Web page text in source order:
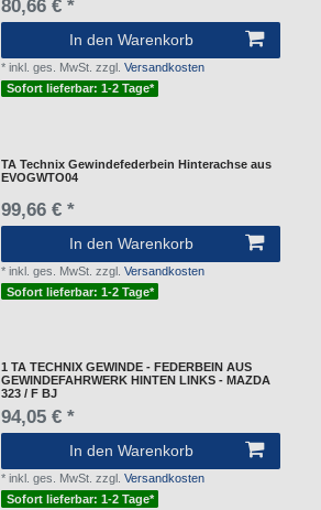
80,66 € *
In den Warenkorb
*inkl. ges. MwSt. zzgl.Versandkosten
Sofort lieferbar: 1-2 Tage*
TA Technix Gewindefederbein Hinterachse aus
EVOGWTO04
99,66 € *
In den Warenkorb
*inkl. ges. MwSt. zzgl.Versandkosten
Sofort lieferbar: 1-2 Tage*
1 TA TECHNIX GEWINDE - FEDERBEIN AUS
GEWINDEFAHRWERK HINTEN LINKS - MAZDA
323 / F BJ
94,05 € *
In den Warenkorb
*inkl. ges. MwSt. zzgl.Versandkosten
Sofort lieferbar: 1-2 Tage*